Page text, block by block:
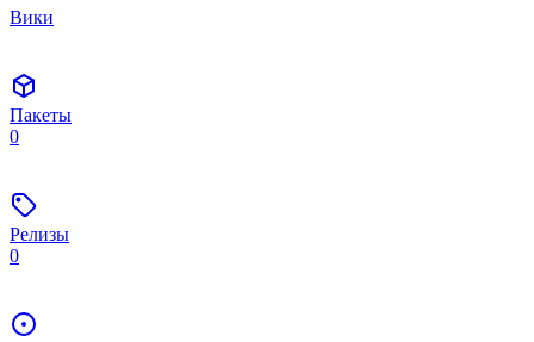
Вики
Пакеты
0
Релизы
0